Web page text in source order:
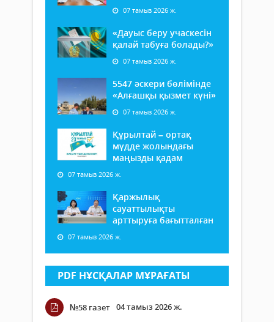
07 тамыз 2026 ж.
«Дауыс беру учаскесін
қалай табуға болады?»
07 тамыз 2026 ж.
5547 әскери бөлімінде
«Алғашқы қызмет күні»
07 тамыз 2026 ж.
Құрылтай – ортақ
мүдде жолындағы
маңызды қадам
07 тамыз 2026 ж.
Қаржылық
сауаттылықты
арттыруға бағытталған
07 тамыз 2026 ж.
PDF НҰСҚАЛАР МҰРАҒАТЫ
№58 газет 04 тамыз 2026 ж.